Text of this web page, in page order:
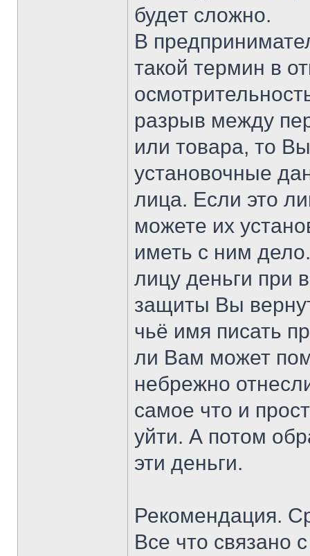
будет сложно.
В
такой термин в
разрыв между
или товара, то
установочные
лица. Если это
можете их
иметь с ним
лицу деньги при
защиты Вы
чьё имя писать
ли Вам может
небрежно
самое что и
уйти. А потом
эти деньги.
Рекомендация.
Все что связано